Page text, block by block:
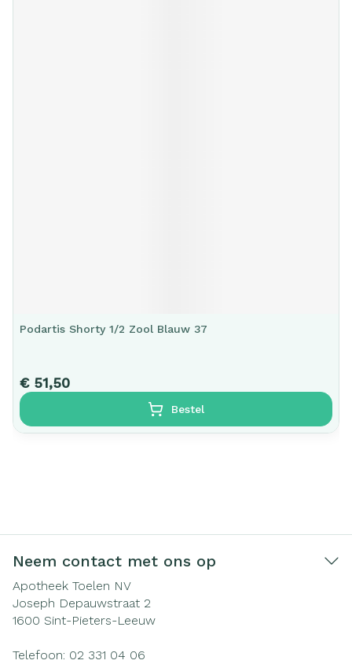
Podartis Shorty 1/2 Zool Blauw 37
€ 51,50
Bestel
Neem contact met ons op
Apotheek Toelen NV
Joseph Depauwstraat 2
1600 Sint-Pieters-Leeuw
Telefoon: 02 331 04 06